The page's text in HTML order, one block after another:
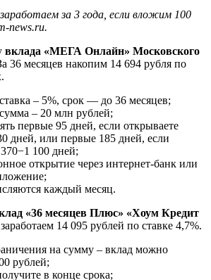
за 3 года, если вложим 100
news.ru.
вклада «МЕГА Онлайн» Московского
36 месяцев накопим 14 694 рубля по
– 5%, срок — до 36 месяцев;
– 20 млн рублей;
первые 95 дней, если открываете
дней, или первые 185 дней, если
100 дней;
открытие через интернет-банк или
каждый месяц.
«36 месяцев Плюс» «Хоум Кредит
14 095 рублей по ставке 4,7%.
на сумму – вклад можно
рублей;
в конце срока;